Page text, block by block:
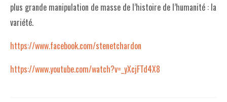
plus grande manipulation de masse de l’histoire de l’humanité : la
variété.
https://www.facebook.com/stenetchardon
https://www.youtube.com/watch?v=_yXcjFTd4X8